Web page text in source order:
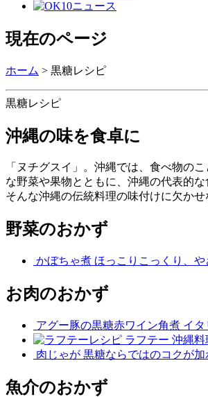
現在のページ
ホーム > 黒糖レシピ
黒糖レシピ
沖縄の味を食卓に
「ヌチグスイ」。沖縄では、食べ物の
な野菜や果物とともに、沖縄の代表的
そんな沖縄の伝統料理の味付けに欠か
野菜のおかず
かぼちゃ煮 ほっこりこっくり、や
お肉のおかず
アグー豚の黒糖赤ワイン角煮 イ
ラフテー 沖縄料
肉じゃが 黒糖ならではのコクが加
魚介のおかず